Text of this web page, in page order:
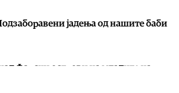
јадења од нашите баби
Фарски острови на младите на